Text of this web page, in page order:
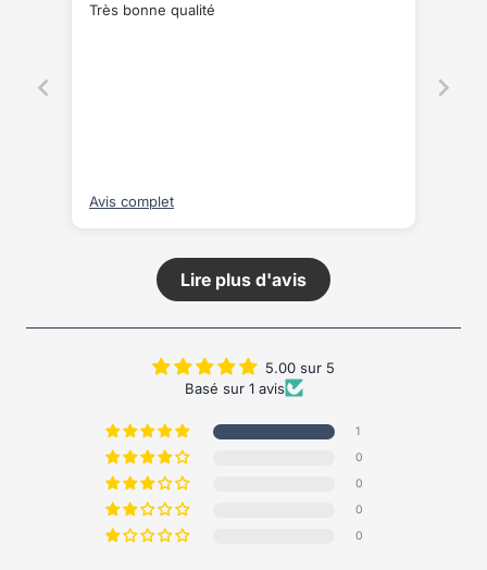
Très bonne qualité
Avis complet
Lire plus d'avis
5.00 sur 5
Basé sur 1 avis
1
0
0
0
0